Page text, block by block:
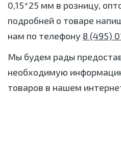
0,15*25 мм в розницу,
подробней о товаре
нам по телефону 8 (495)
Мы будем рады
необходимую
товаров в нашем